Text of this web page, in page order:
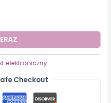
elektroniczny
Checkout